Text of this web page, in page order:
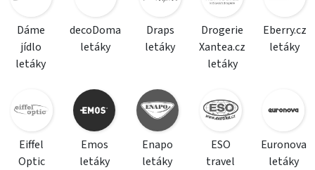
Dáme
jídlo
letáky
decoDoma
letáky
Draps
letáky
Drogerie
Xantea.cz
letáky
Eberry.cz
letáky
Eiffel
Optic
Emos
letáky
Enapo
letáky
ESO
travel
Euronova
letáky